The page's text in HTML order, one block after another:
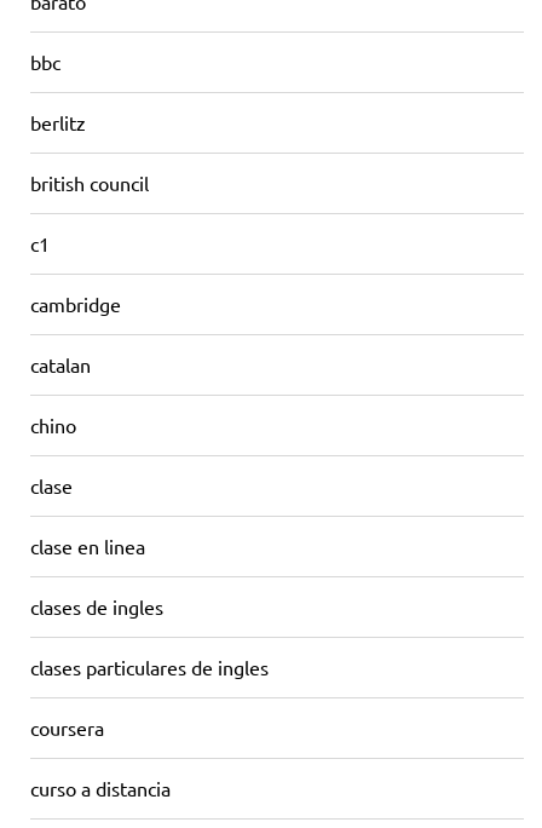
bbc
berlitz
british council
c1
cambridge
catalan
chino
clase
clase en linea
clases de ingles
clases particulares de ingles
coursera
curso a distancia